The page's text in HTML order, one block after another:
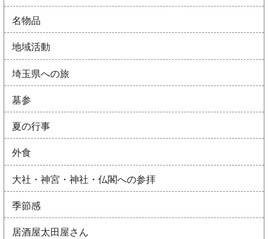
名物品
地域活動
埼玉県への旅
墓参
夏の行事
外食
大社・神宮・神社・仏閣への参拝
季節感
居酒屋太田屋さん